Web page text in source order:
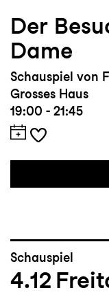
Der
Dame
Schauspiel von
Grosses Haus
19:00 - 21:45
Schauspiel
4.12